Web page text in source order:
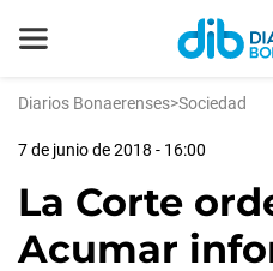
Diarios Bonaerenses>Sociedad
7 de junio de 2018 - 16:00
La Corte
Acumar